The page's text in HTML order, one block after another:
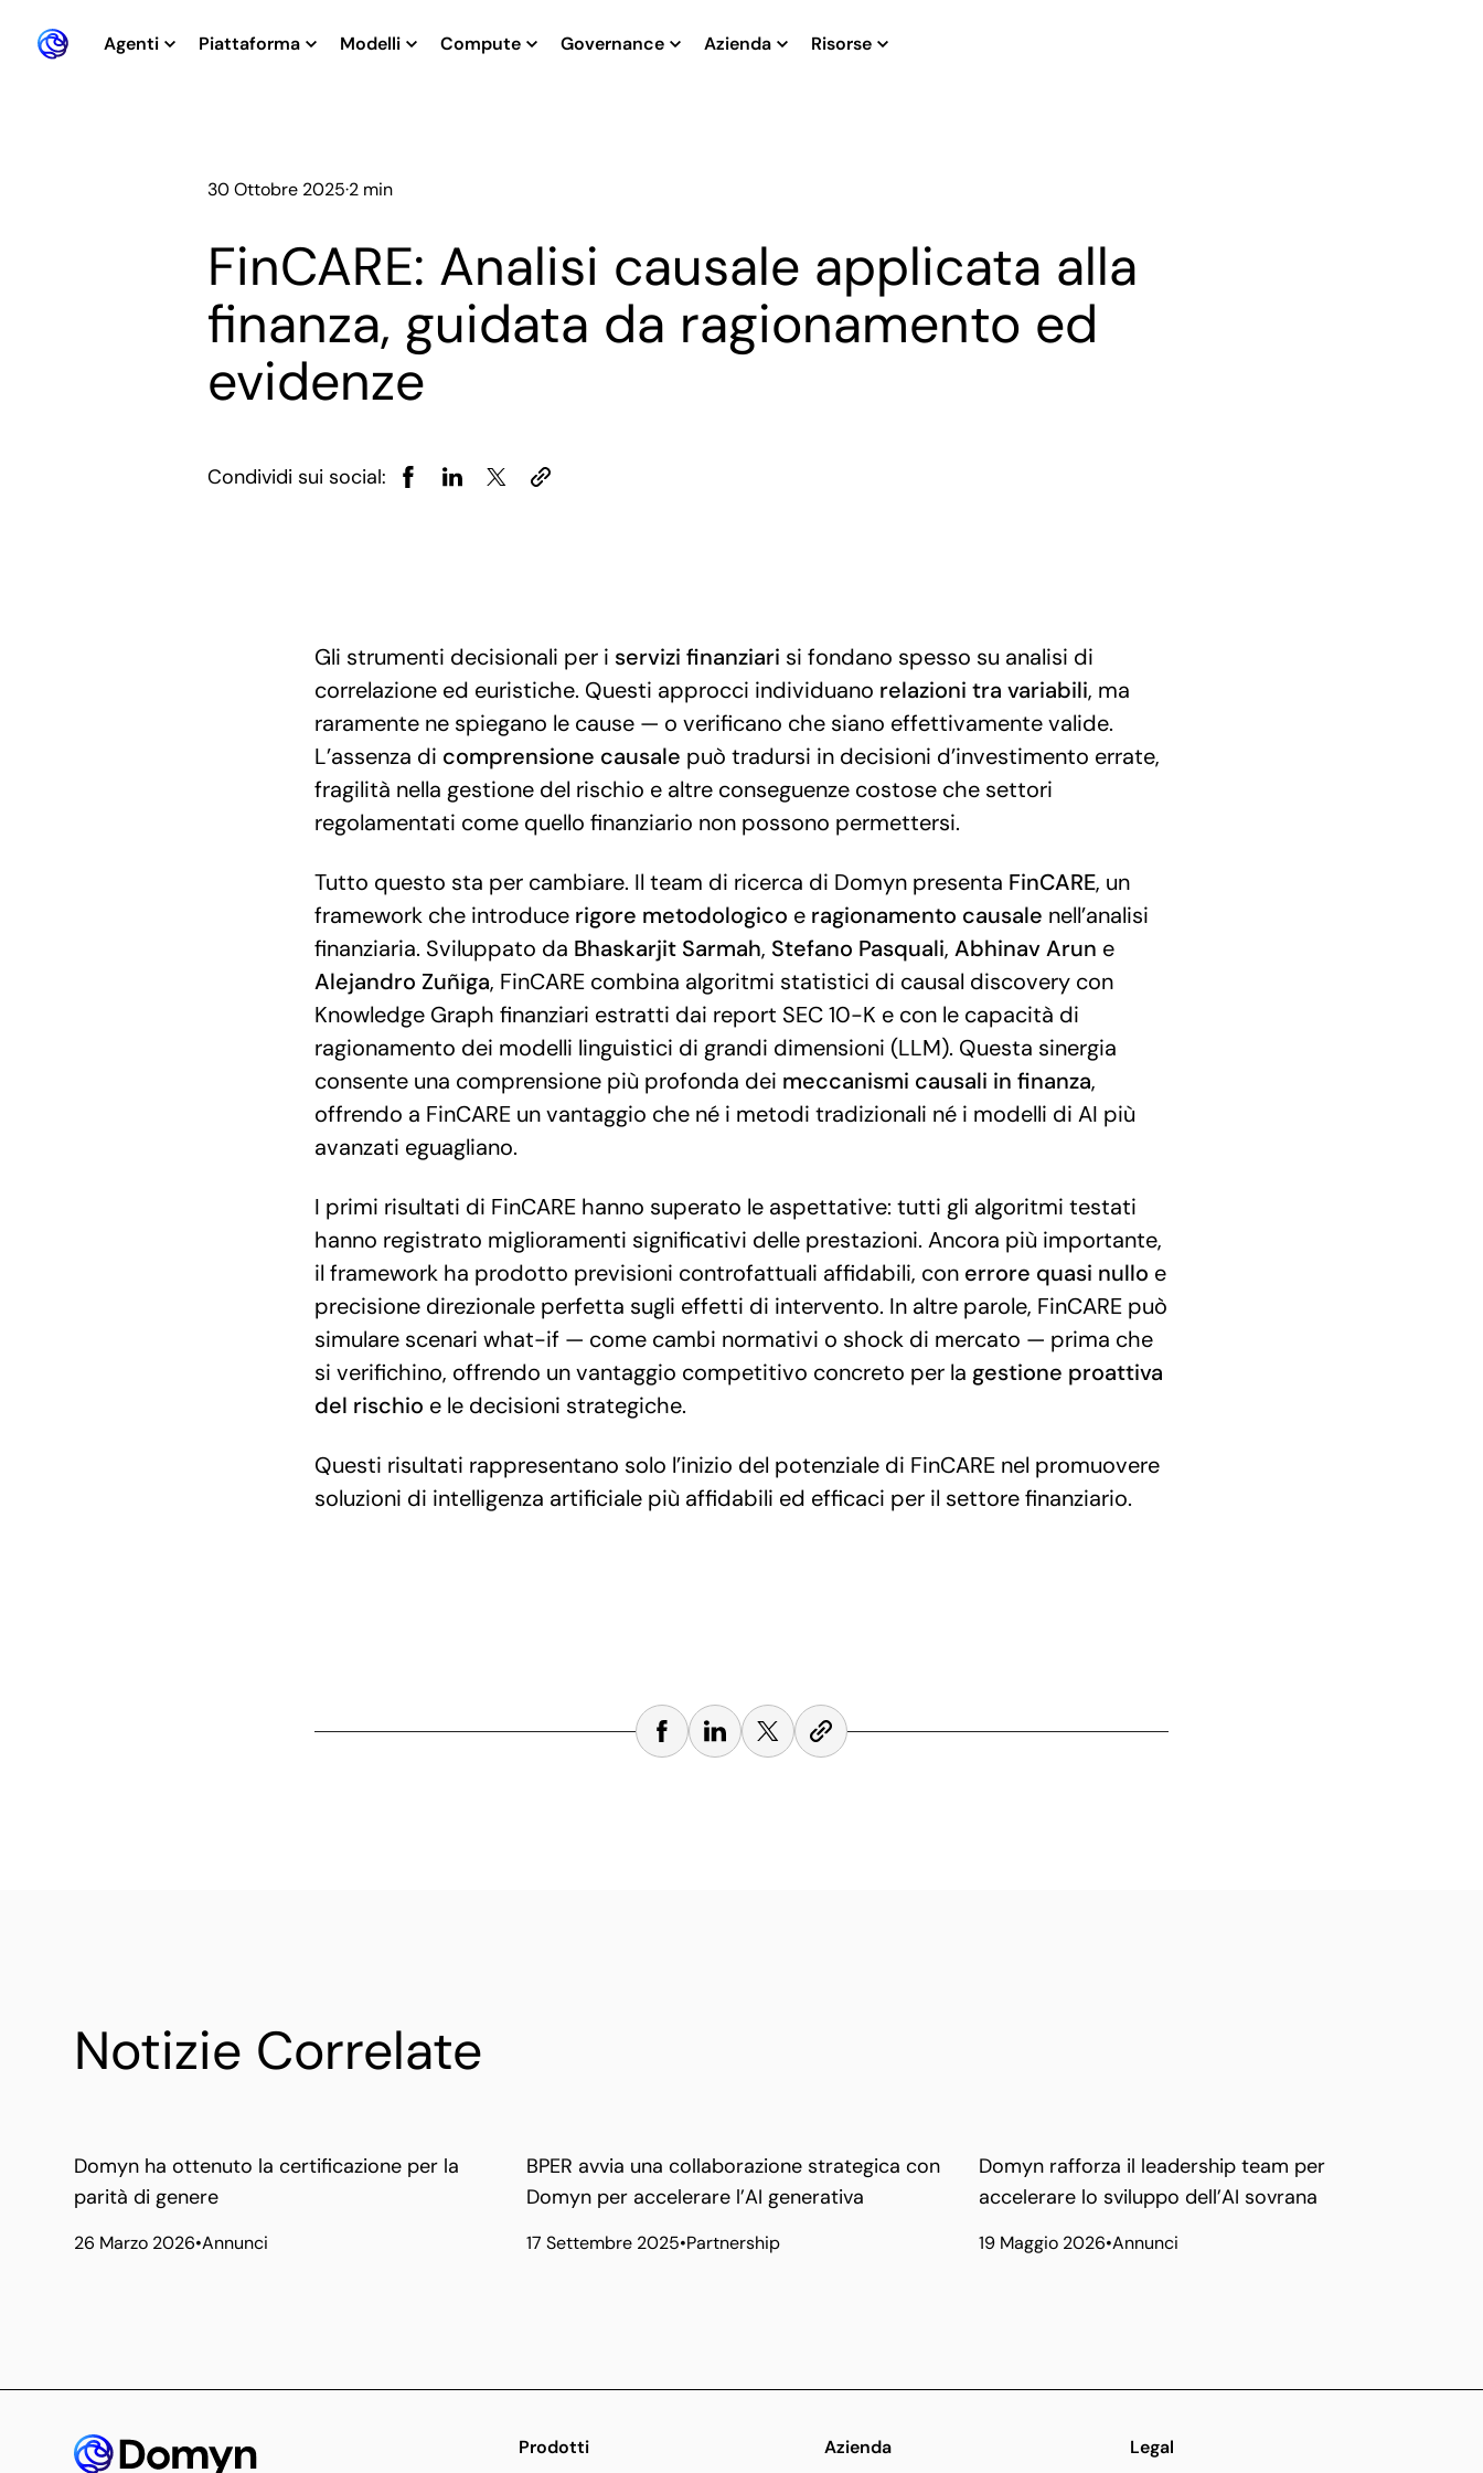
Agenti Piattaforma Modelli Compute Governance Azienda Risorse
30 Ottobre 2025·2 min
FinCARE: Analisi causale applicata alla
finanza, guidata da ragionamento ed
evidenze
Condividi sui social:
Gli strumenti decisionali per i servizi finanziari si fondano spesso su analisi di
correlazione ed euristiche. Questi approcci individuano relazioni tra variabili, ma
raramente ne spiegano le cause — o verificano che siano effettivamente valide.
L’assenza di comprensione causale può tradursi in decisioni d’investimento errate,
fragilità nella gestione del rischio e altre conseguenze costose che settori
regolamentati come quello finanziario non possono permettersi.
Tutto questo sta per cambiare. Il team di ricerca di Domyn presenta FinCARE, un
framework che introduce rigore metodologico e ragionamento causale nell’analisi
finanziaria. Sviluppato da Bhaskarjit Sarmah, Stefano Pasquali, AbhinavArun e
Alejandro Zuñiga, FinCARE combina algoritmi statistici di causal discovery con
Knowledge Graph finanziari estratti dai report SEC 10-K e con le capacità di
ragionamento dei modelli linguistici di grandi dimensioni (LLM). Questa sinergia
consente una comprensione più profonda dei meccanismi causali in finanza,
offrendo a FinCARE un vantaggio che né i metodi tradizionali né i modelli di AI più
avanzati eguagliano.
I primi risultati di FinCARE hanno superato le aspettative: tutti gli algoritmi testati
hanno registrato miglioramenti significativi delle prestazioni. Ancora più importante,
il framework ha prodotto previsioni controfattuali affidabili, con errore quasi nullo e
precisione direzionale perfetta sugli effetti di intervento. In altre parole, FinCARE può
simulare scenari what-if — come cambi normativi o shock di mercato — prima che
si verifichino, offrendo un vantaggio competitivo concreto per la gestione proattiva
del rischio e le decisioni strategiche.
Questi risultati rappresentano solo l’inizio del potenziale di FinCARE nel promuovere
soluzioni di intelligenza artificiale più affidabili ed efficaci per il settore finanziario.
Notizie Correlate
Domyn ha ottenuto la certificazione per la
parità di genere
26 Marzo 2026•Annunci
BPER avvia una collaborazione strategica con
Domyn per accelerare l’AI generativa
17 Settembre 2025•Partnership
Domyn rafforza il leadership team per
accelerare lo sviluppo dell’AI sovrana
19 Maggio 2026•Annunci
Prodotti Legal
Azienda